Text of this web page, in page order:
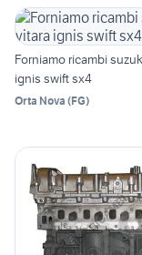
Forniamo ricambi
ignis swift sx4
Orta Nova (FG)